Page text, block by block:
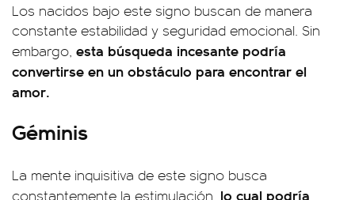
Los nacidos bajo este signo buscan de manera
constante estabilidad y seguridad emocional. Sin
embargo, esta búsqueda incesante podría
convertirse en un obstáculo para encontrar el
amor.
Géminis
La mente inquisitiva de este signo busca
constantemente la estimulación, lo cual podría